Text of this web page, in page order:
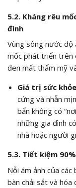
5.2. Kháng rêu
đình
Vùng sông nước
mốc phát triển trên
đen mất thẩm mỹ
Giá trị sức
cứng và nhẵn
bẩn không có
những gia đình
nhà hoặc người
5.3. Tiết kiệm
Nỗi ám ảnh của
bàn chải sắt và